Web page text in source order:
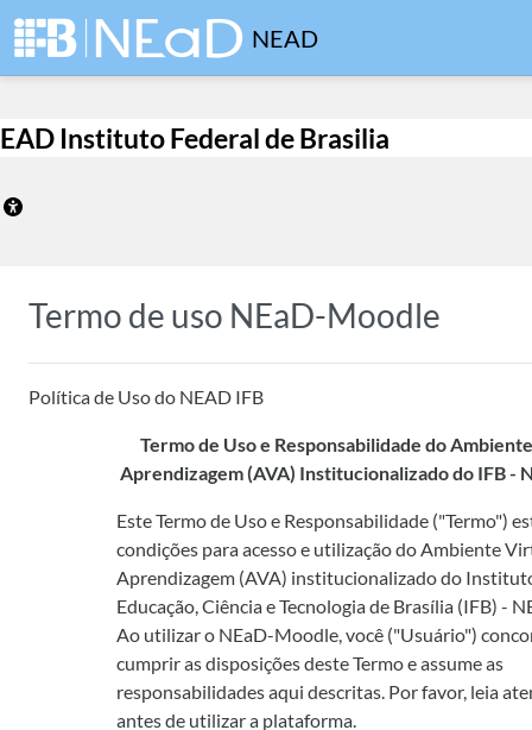
Ir para o conteúdo principal
NEAD
EAD Instituto Federal de Brasilia
Termo de uso NEaD-Moodle
Política de Uso do NEAD IFB
Termo de Uso e Responsabilidade do
Aprendizagem (AVA) Institucionalizado do IFB -
Este Termo de Uso e Responsabilidade ("Termo")
condições para acesso e utilização do Ambiente
Aprendizagem (AVA) institucionalizado do
Educação, Ciência e Tecnologia de Brasília (IFB) -
Ao utilizar o NEaD-Moodle, você ("Usuário")
cumprir as disposições deste Termo e assume as
responsabilidades aqui descritas. Por favor, leia
antes de utilizar a plataforma.